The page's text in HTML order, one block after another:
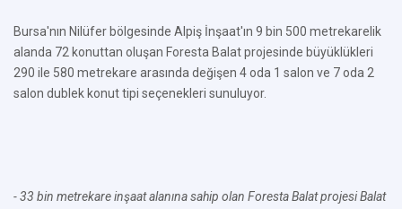
Bursa'nın Nilüfer bölgesinde Alpiş İnşaat'ın 9 bin 500 metrekarelik
alanda 72 konuttan oluşan Foresta Balat projesinde büyüklükleri
290 ile 580 metrekare arasında değişen 4 oda 1 salon ve 7 oda 2
salon dublek konut tipi seçenekleri sunuluyor.
- 33 bin metrekare inşaat alanına sahip olan Foresta Balat projesi Balat